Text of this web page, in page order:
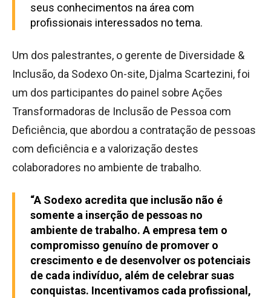
seus conhecimentos na área com
profissionais interessados no tema.
Um dos palestrantes, o gerente de Diversidade &
Inclusão, da Sodexo On-site, Djalma Scartezini, foi
um dos participantes do painel sobre Ações
Transformadoras de Inclusão de Pessoa com
Deficiência, que abordou a contratação de pessoas
com deficiência e a valorização destes
colaboradores no ambiente de trabalho.
“A Sodexo acredita que inclusão não é
somente a inserção de pessoas no
ambiente de trabalho. A empresa tem o
compromisso genuíno de promover o
crescimento e de desenvolver os potenciais
de cada indivíduo, além de celebrar suas
conquistas. Incentivamos cada profissional,